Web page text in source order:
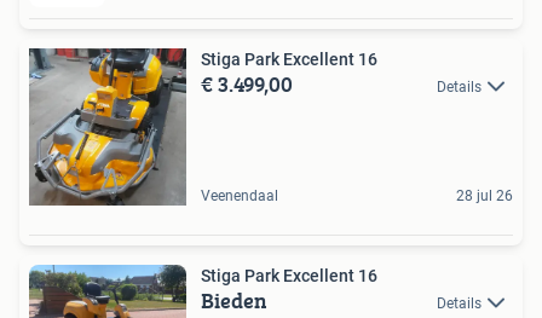
Stiga Park Excellent 16
€ 3.499,00 Details
Veenendaal 28 jul 26
Stiga Park Excellent 16
Bieden Details